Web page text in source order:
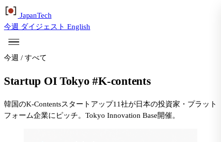
JapanTech
今週 ダイジェスト English
今週 / すべて
Startup OI Tokyo #K-contents
韓国のK-Contentsスタートアップ11社が日本の投資家・プラット
フォーム企業にピッチ。Tokyo Innovation Base開催。